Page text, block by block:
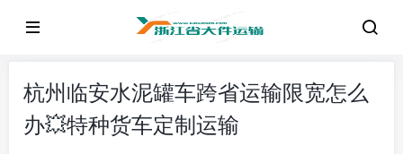
杭州临安水泥罐车跨省运输限宽怎么
办💥特种货车定制运输